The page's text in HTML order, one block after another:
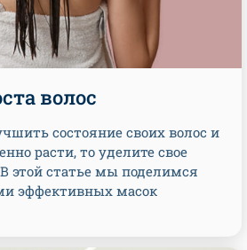
волос
состояние своих волос и
расти, то уделите свое
этой статье мы поделимся
эффективных масок